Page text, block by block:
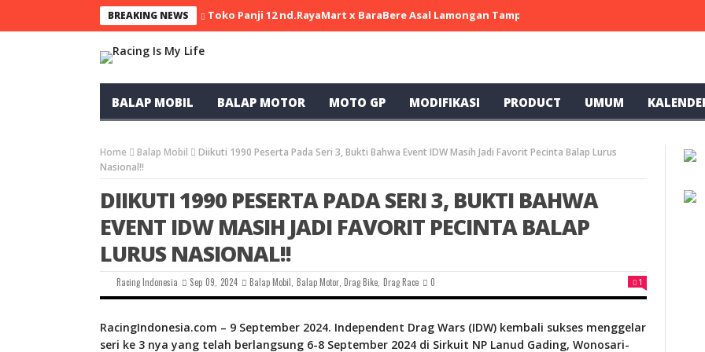
BREAKING NEWS Toko Panji 12 nd.RayaMart x BaraBere Asal Lamongan Tampil Kompetitif, Raih Tiga Podium di
BALAP MOBIL BALAP MOTOR MOTO GP MODIFIKASI PRODUCT UMUM
Home Balap Mobil
Diikuti 1990 Peserta Pada Seri 3, Bukti Bahwa Event IDW Masih Jadi Favorit Pecinta Balap Lurus
Nasional!!
DIIKUTI 1990 PESERTA PADA SERI 3, BUKTI BAHWA
EVENT IDW MASIH JADI FAVORIT PECINTA BALAP
LURUS NASIONAL!!
Racing Indonesia Sep 09, 2024 Balap Mobil Balap Motor,Drag Bike ,Drag Race 0 1
RacingIndonesia.com – 9 September 2024. Independent Drag Wars (IDW) kembali sukses menggelar
seri ke 3 nya yang telah berlangsung 6-8 September 2024 di Sirkuit NP Lanud Gading, Wonosari-